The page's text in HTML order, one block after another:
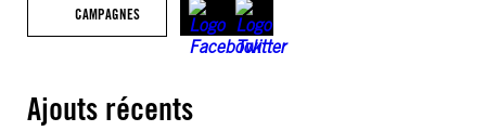
CAMPAGNES
Ajouts récents